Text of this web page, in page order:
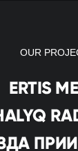
OUR